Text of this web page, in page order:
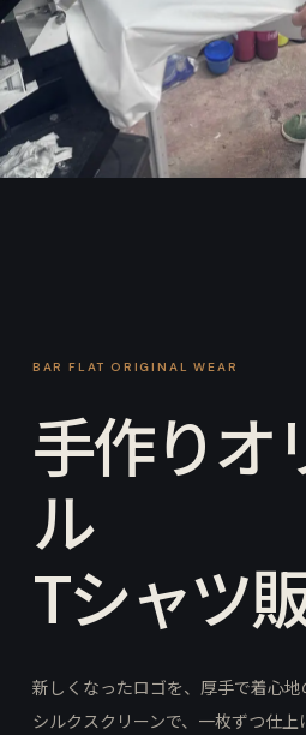
BAR FLAT ORIGINAL WEAR
手作りオ
ル
Tシャツ
新しくなったロゴを、厚手で着心地
シルクスクリーンで、一枚ずつ仕上